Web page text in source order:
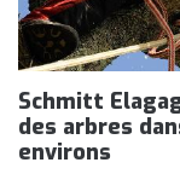
Schmitt
des arbres
environs